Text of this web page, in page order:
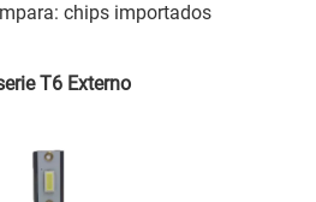
chips importados
T6 Externo